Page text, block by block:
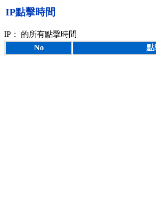
IP點擊時間
IP：
的所有點擊時間
No
點